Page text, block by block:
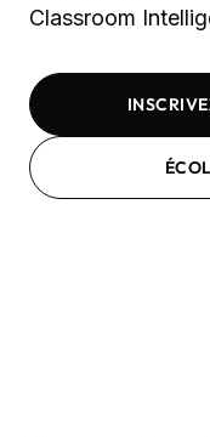
Classroom